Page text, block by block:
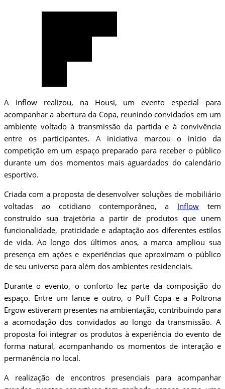
A Inflow realizou, na Housi, um evento especial para
acompanhar a abertura da Copa, reunindo convidados em um
ambiente voltado à transmissão da partida e à convivência
entre os participantes. A iniciativa marcou o início da
competição em um espaço preparado para receber o público
durante um dos momentos mais aguardados do calendário
esportivo.
Criada com a proposta de desenvolver soluções de mobiliário
voltadas ao cotidiano contemporâneo, a Inflow tem
construído sua trajetória a partir de produtos que unem
funcionalidade, praticidade e adaptação aos diferentes estilos
de vida. Ao longo dos últimos anos, a marca ampliou sua
presença em ações e experiências que aproximam o público
de seu universo para além dos ambientes residenciais.
Durante o evento, o conforto fez parte da composição do
espaço. Entre um lance e outro, o Puff Copa e a Poltrona
Ergow estiveram presentes na ambientação, contribuindo para
a acomodação dos convidados ao longo da transmissão. A
proposta foi integrar os produtos à experiência do evento de
forma natural, acompanhando os momentos de interação e
permanência no local.
A realização de encontros presenciais para acompanhar